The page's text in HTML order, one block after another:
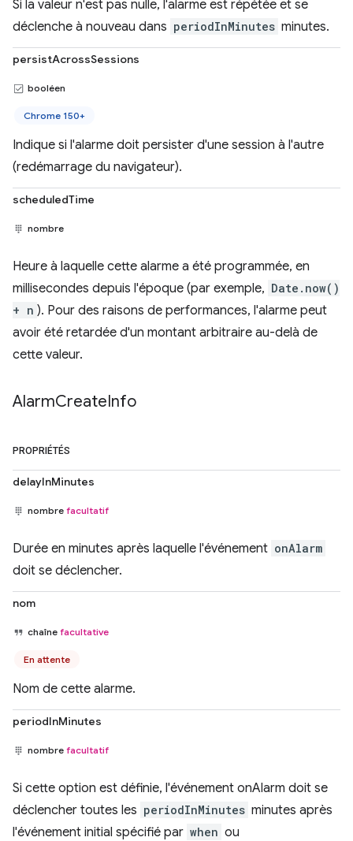
Si la valeur n'est pas nulle, l'alarme est répétée et se
déclenche à nouveau dans periodInMinutes minutes.
persistAcrossSessions
booléen
Chrome 150+
Indique si l'alarme doit persister d'une session à l'autre
(redémarrage du navigateur).
scheduledTime
nombre
Heure à laquelle cette alarme a été programmée, en
millisecondes depuis l'époque (par exemple, Date.now()
+ n ). Pour des raisons de performances, l'alarme peut
avoir été retardée d'un montant arbitraire au-delà de
cette valeur.
AlarmCreateInfo
PROPRIÉTÉS
delayInMinutes
nombre facultatif
Durée en minutes après laquelle l'événement onAlarm
doit se déclencher.
nom
chaîne facultative
En attente
Nom de cette alarme.
periodInMinutes
nombre facultatif
Si cette option est définie, l'événement onAlarm doit se
déclencher toutes les periodInMinutes minutes après
l'événement initial spécifié par when ou